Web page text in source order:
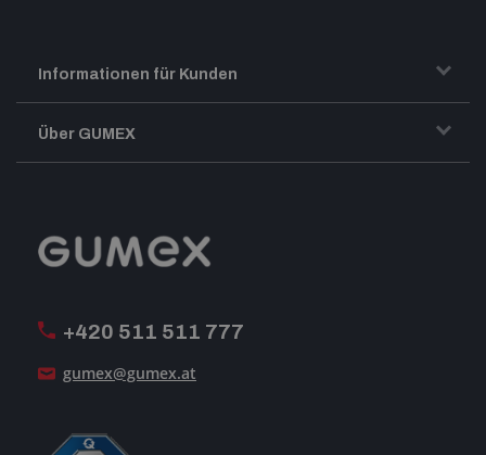
+420 511 511 777
gumex@gumex.at
Informationen für Kunden
Transport und Warenversand
Reklamation
Über GUMEX
GUMEX stellt sich vor